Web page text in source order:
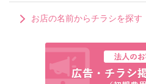
お店の名前からチラシを探す